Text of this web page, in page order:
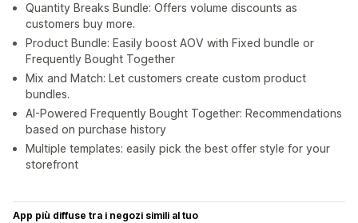
Quantity Breaks Bundle: Offers volume discounts as
customers buy more.
Product Bundle: Easily boost AOV with Fixed bundle or
Frequently Bought Together
Mix and Match: Let customers create custom product
bundles.
AI-Powered Frequently Bought Together: Recommendations
based on purchase history
Multiple templates: easily pick the best offer style for your
storefront
App più diffuse tra i negozi simili al tuo